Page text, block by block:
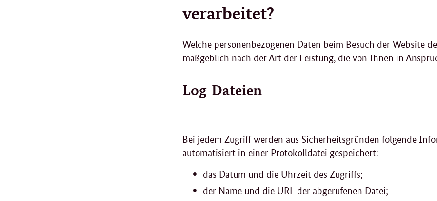
verarbeitet?
Welche personenbezogenen Daten beim Besuch der Website
maßgeblich nach der Art der Leistung, die von Ihnen in
Log-Dateien
Bei jedem Zugriff werden aus Sicherheitsgründen folgende
automatisiert in einer Protokolldatei gespeichert:
das Datum und die Uhrzeit des Zugriffs;
der Name und die URL der abgerufenen Datei;